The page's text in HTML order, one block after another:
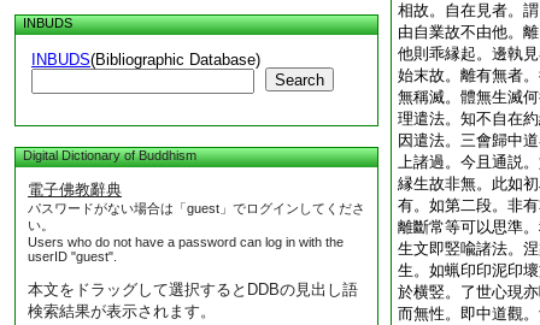
INBUDS
INBUDS(Bibliographic Database)
Search
Digital Dictionary of Buddhism
電子佛教辭典
パスワードがない場合は「guest」でログインしてくださ
い。
Users who do not have a password can log in with the
userID "guest".
本文をドラッグして選択するとDDBの見出し語
検索結果が表示されます。
相故。自在見者。
由自業故不由他。
他則乖縁起。邊執
始末故。離有無者
無稱滅。體無生滅
理遣法。知不自在
因遣法。三會歸中
上諸過。今且通説
縁生故非無。此如
有。如第二段。非
離斷常等可以思準
生文即竪喩諸法。
生。如蝋印印泥印
於横竪。了世心現
而無性。即中道觀